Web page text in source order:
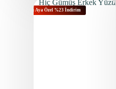
Bu Aya Özel %23 İndirim